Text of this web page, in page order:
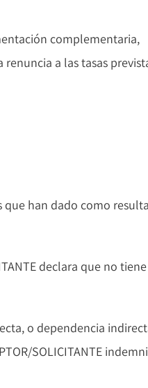
complementaria,
a las tasas
que han dado como
declara que no
o dependencia
SOLICITANTE